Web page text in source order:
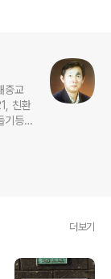
중교
친환
기등...
더보기